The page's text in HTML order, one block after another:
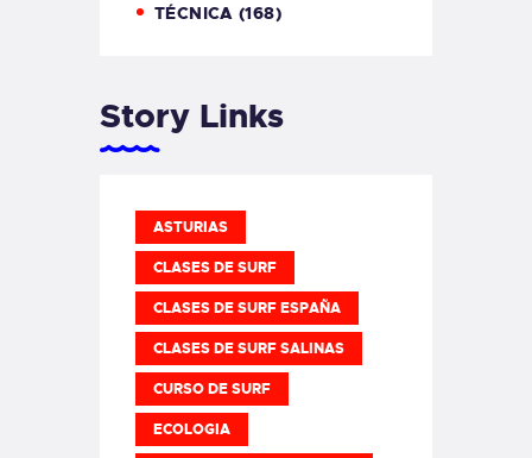
TÉCNICA (168)
Story Links
ASTURIAS
CLASES DE SURF
CLASES DE SURF ESPAÑA
CLASES DE SURF SALINAS
CURSO DE SURF
ECOLOGIA